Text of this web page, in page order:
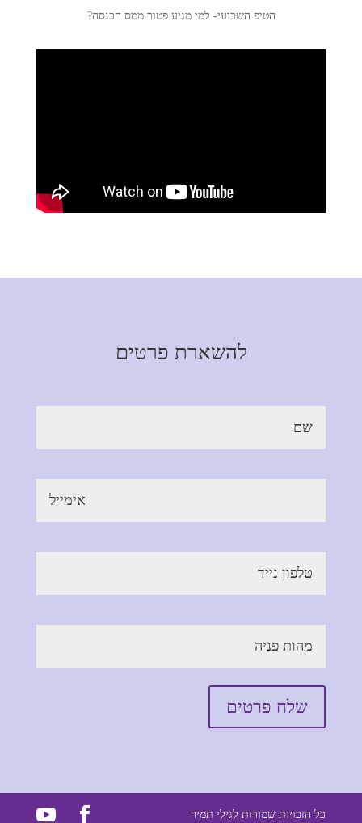
הטיפ השבועי- למי מגיע פטור ממס הכנסה?
להשארת פרטים
כל הזכויות שמורות לגילי תמיר